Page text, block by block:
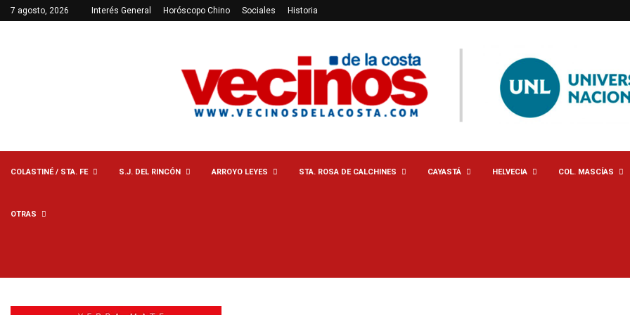
7 agosto, 2026 Interés General Horóscopo Chino Sociales Historia
COLASTINÉ / STA. FE S.J. DEL RINCÓN ARROYO LEYES STA. ROSA DE CALCHINES CAYASTÁ HELVECIA COL. MASCÍAS
OTRAS